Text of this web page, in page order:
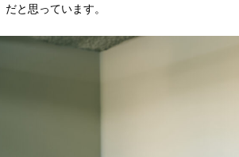
だと思っています。